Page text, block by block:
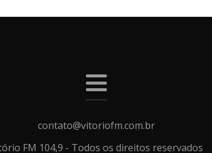
contato@vitoriofm.com.br
FM 104,9 - Todos os direitos reservados